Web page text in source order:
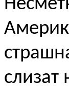
слизат